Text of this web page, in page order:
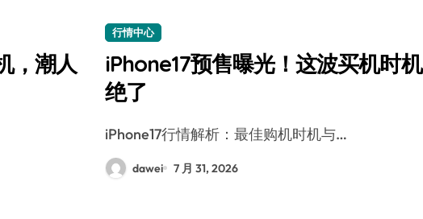
叠屏黑科技一掌玩转未来！
，潮人
行情中心
iPhone17预售曝光！这波买机时机
绝了
iPhone17行情解析：最佳购机时机与…
dawei 7 月 31, 2026